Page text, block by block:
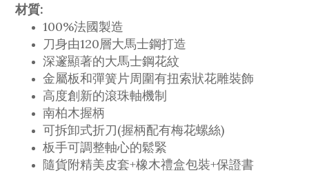
材質:
100%法國製造
刀身由120層大馬士鋼打造
深邃顯著的大馬士鋼花紋
金屬板和彈簧片周圍有扭索狀花雕裝飾
高度創新的滾珠軸機制
南柏木握柄
可拆卸式折刀(握柄配有梅花螺絲)
板手可調整軸心的鬆緊
隨貨附精美皮套+橡木禮盒包裝+保證書